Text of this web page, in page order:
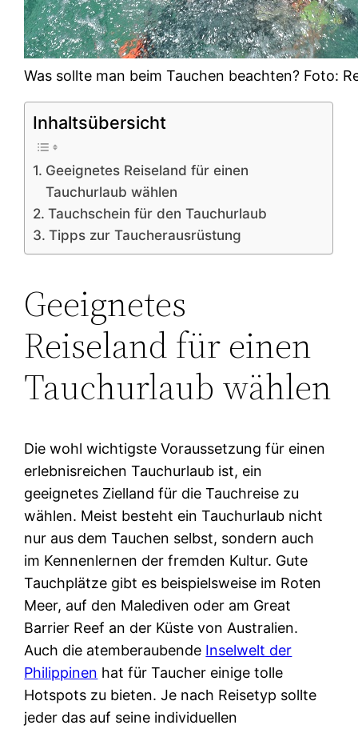
Was sollte man beim Tauchen beachten? Foto:
Inhaltsübersicht
Geeignetes Reiseland für einen
Tauchurlaub wählen
Tauchschein für den Tauchurlaub
Tipps zur Taucherausrüstung
Geeignetes
Reiseland für einen
Tauchurlaub wählen
Die wohl wichtigste Voraussetzung für einen
erlebnisreichen Tauchurlaub ist, ein
geeignetes Zielland für die Tauchreise zu
wählen. Meist besteht ein Tauchurlaub nicht
nur aus dem Tauchen selbst, sondern auch
im Kennenlernen der fremden Kultur. Gute
Tauchplätze gibt es beispielsweise im Roten
Meer, auf den Malediven oder am Great
Barrier Reef an der Küste von Australien.
Auch die atemberaubende Inselwelt der
Philippinen hat für Taucher einige tolle
Hotspots zu bieten. Je nach Reisetyp sollte
jeder das auf seine individuellen